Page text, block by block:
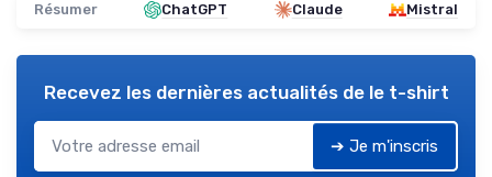
Résumer ChatGPT Claude Mistral
Recevez les dernières actualités de le t-shirt
➔ Je m'inscris